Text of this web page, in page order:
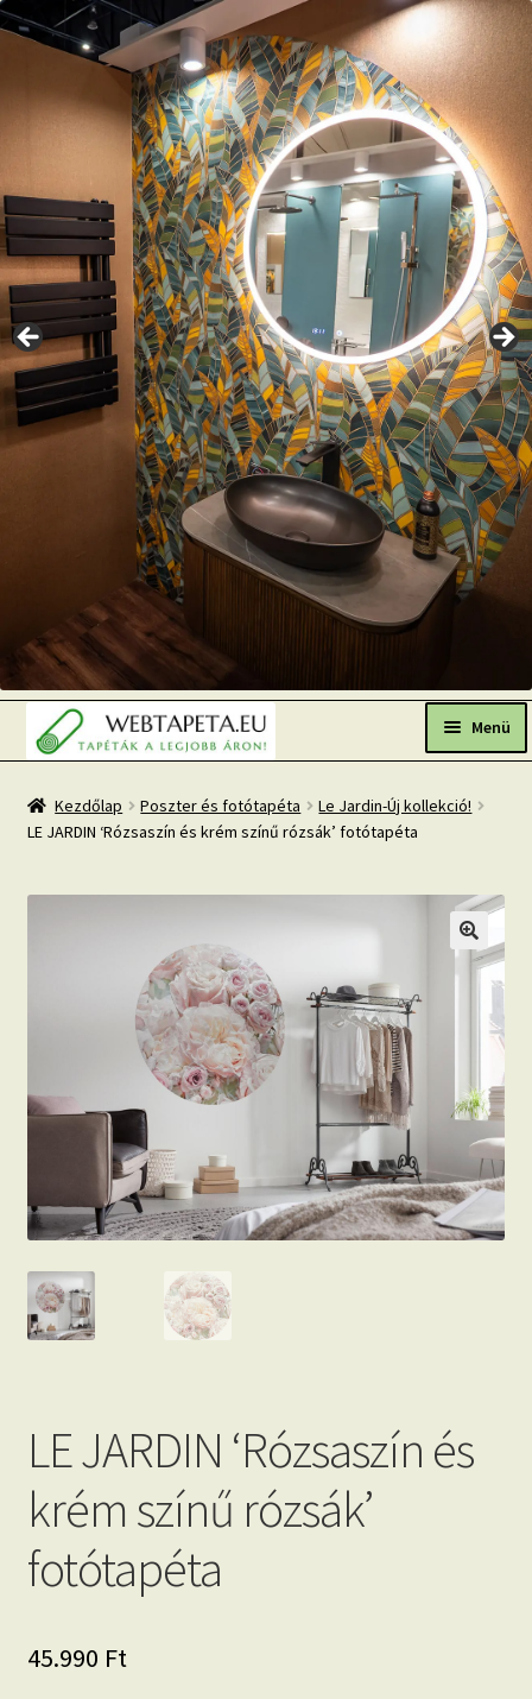
Ugrás
a
navigációhoz
Kilépés
a
tartalomba Menü
Népszerű tapéták
Mi az a fotótapéta?
Tapétázási tanácsok
Beton hatású tapéták
Kapcsolat
Kezdőlap Poszter és fotótapéta
Le Jardin-Új kollekció!
LE JARDIN ‘Rózsaszín és krém színű rózsák’ fotótapéta
LE JARDIN ‘Rózsaszín és
krém színű rózsák’
fotótapéta
45.990 Ft